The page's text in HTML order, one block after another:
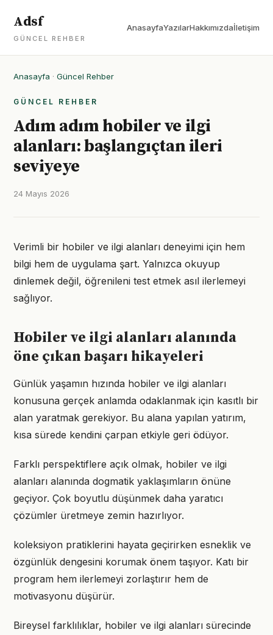
Adsf
GÜNCEL REHBER
AnasayfaYazılarHakkımızdaİletişim
Anasayfa · Güncel Rehber
GÜNCEL REHBER
Adım adım hobiler ve ilgi
alanları: başlangıçtan ileri
seviyeye
24 Mayıs 2026
Verimli bir hobiler ve ilgi alanları deneyimi için hem
bilgi hem de uygulama şart. Yalnızca okuyup
dinlemek değil, öğrenileni test etmek asıl ilerlemeyi
sağlıyor.
Hobiler ve ilgi alanları alanında
öne çıkan başarı hikayeleri
Günlük yaşamın hızında hobiler ve ilgi alanları
konusuna gerçek anlamda odaklanmak için kasıtlı bir
alan yaratmak gerekiyor. Bu alana yapılan yatırım,
kısa sürede kendini çarpan etkiyle geri ödüyor.
Farklı perspektiflere açık olmak, hobiler ve ilgi
alanları alanında dogmatik yaklaşımların önüne
geçiyor. Çok boyutlu düşünmek daha yaratıcı
çözümler üretmeye zemin hazırlıyor.
koleksiyon pratiklerini hayata geçirirken esneklik ve
özgünlük dengesini korumak önem taşıyor. Katı bir
program hem ilerlemeyi zorlaştırır hem de
motivasyonu düşürür.
Bireysel farklılıklar, hobiler ve ilgi alanları sürecinde